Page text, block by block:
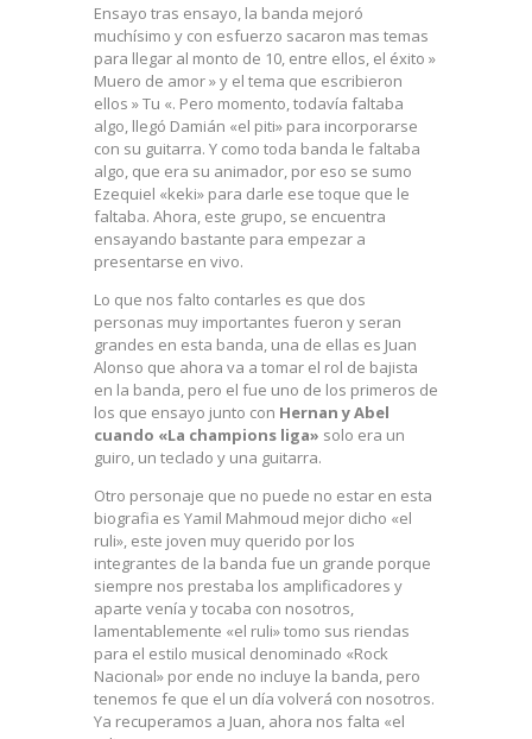
Ensayo tras ensayo, la banda mejoró
muchísimo y con esfuerzo sacaron mas temas
para llegar al monto de 10, entre ellos, el éxito »
Muero de amor » y el tema que escribieron
ellos » Tu «. Pero momento, todavía faltaba
algo, llegó Damián «el piti» para incorporarse
con su guitarra. Y como toda banda le faltaba
algo, que era su animador, por eso se sumo
Ezequiel «keki» para darle ese toque que le
faltaba. Ahora, este grupo, se encuentra
ensayando bastante para empezar a
presentarse en vivo.
Lo que nos falto contarles es que dos
personas muy importantes fueron y seran
grandes en esta banda, una de ellas es Juan
Alonso que ahora va a tomar el rol de bajista
en la banda, pero el fue uno de los primeros de
los que ensayo junto con Hernan y Abel
cuando «La champions liga» solo era un
guiro, un teclado y una guitarra.
Otro personaje que no puede no estar en esta
biografia es Yamil Mahmoud mejor dicho «el
ruli», este joven muy querido por los
integrantes de la banda fue un grande porque
siempre nos prestaba los amplificadores y
aparte venía y tocaba con nosotros,
lamentablemente «el ruli» tomo sus riendas
para el estilo musical denominado «Rock
Nacional» por ende no incluye la banda, pero
tenemos fe que el un día volverá con nosotros.
Ya recuperamos a Juan, ahora nos falta «el